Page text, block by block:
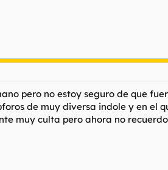
pero no estoy seguro de que
de muy diversa indole y en el
muy culta pero ahora no